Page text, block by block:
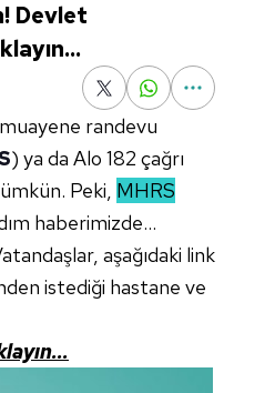
Devlet
muayene randevu
) ya da Alo 182 çağrı
Peki, MHRS
haberimizde...
aşağıdaki link
istediği hastane ve